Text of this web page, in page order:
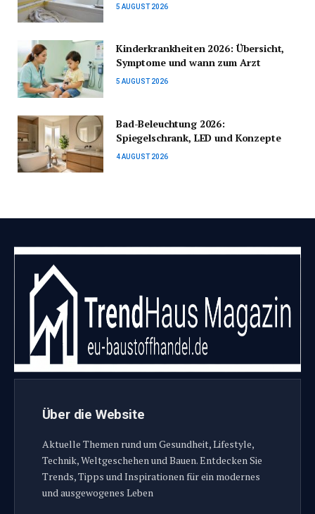
5 AUGUST 2026
Kinderkrankheiten 2026: Übersicht,
Symptome und wann zum Arzt
5 AUGUST 2026
Bad-Beleuchtung 2026:
Spiegelschrank, LED und Konzepte
4 AUGUST 2026
Über die Website
Aktuelle Themen rund um Gesundheit, Lifestyle,
Technik, Weltgeschehen und Bauen. Entdecken Sie
Trends, Tipps und Inspirationen für ein modernes
und ausgewogenes Leben